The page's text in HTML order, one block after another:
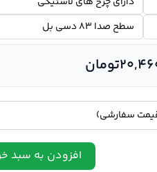
سطح صدا 83 دسی بل
تومان
افزودن به سبد